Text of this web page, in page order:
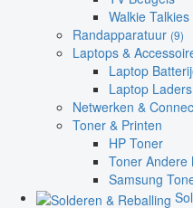
Walkie
Randapparatuur (9)
Laptops &
Laptop
Laptop Laders
Netwerken &
Toner & Printen
HP Toner
Toner Andere
Samsung